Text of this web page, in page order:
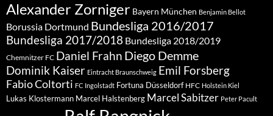
Alexander Zorniger Bayern München Benjamin Bellot
Borussia Dortmund Bundesliga 2016/2017
Bundesliga 2017/2018 Bundesliga 2018/2019
Chemnitzer FC Daniel Frahn Diego Demme
Dominik Kaiser Eintracht Braunschweig Emil Forsberg
Fabio Coltorti FC Ingolstadt Fortuna Düsseldorf HFC Holstein Kiel
Lukas Klostermann Marcel Halstenberg Marcel Sabitzer Peter Pacult